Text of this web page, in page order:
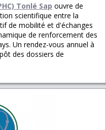
Tonlé Sap ouvre de
scientifique entre la
de mobilité et d'échanges
de renforcement des
Un rendez-vous annuel à
des dossiers de